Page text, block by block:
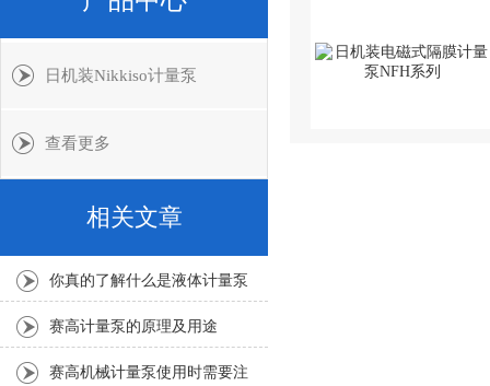
日机装Nikkiso计量泵
查看更多
相关文章
你真的了解什么是液体计量泵
吗？
赛高计量泵的原理及用途
赛高机械计量泵使用时需要注